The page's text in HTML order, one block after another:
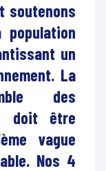
soutenons
population
un
La
des
doit être
vague
Nos 4